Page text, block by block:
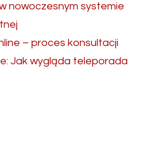
nowoczesnym systemie
– proces konsultacji
Jak wygląda teleporada